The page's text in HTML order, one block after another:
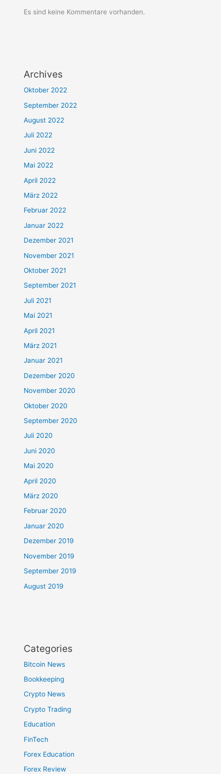
Es sind keine Kommentare vorhanden.
Archives
Oktober 2022
September 2022
August 2022
Juli 2022
Juni 2022
Mai 2022
April 2022
März 2022
Februar 2022
Januar 2022
Dezember 2021
November 2021
Oktober 2021
September 2021
Juli 2021
Mai 2021
April 2021
März 2021
Januar 2021
Dezember 2020
November 2020
Oktober 2020
September 2020
Juli 2020
Juni 2020
Mai 2020
April 2020
März 2020
Februar 2020
Januar 2020
Dezember 2019
November 2019
September 2019
August 2019
Categories
Bitcoin News
Bookkeeping
Crypto News
Crypto Trading
Education
FinTech
Forex Education
Forex Review